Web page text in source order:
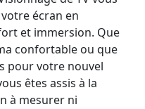
écran en
et immersion. Que
confortable ou que
pour votre nouvel
êtes assis à la
à mesurer ni